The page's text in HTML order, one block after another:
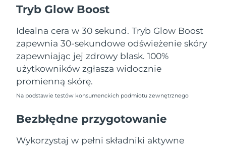
Tryb Glow Boost
Idealna cera w 30 sekund. Tryb Glow Boost
zapewnia 30-sekundowe odświeżenie skóry
zapewniając jej zdrowy blask. 100%
użytkowników zgłasza widocznie
promienną skórę.
Na podstawie testów konsumenckich podmiotu zewnętrznego
Bezbłędne przygotowanie
Wykorzystaj w pełni składniki aktywne
Rumunia
Rosja
Oczekiwany czas dostawy
8/16/26
Arabia Saudyjska
Oczekiwany czas dostawy
Słowacja